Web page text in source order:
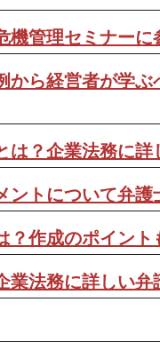
機管理セミナーに
から経営者が学
は？企業法務に詳
ントについて弁護
作成のポイン
業法務に詳しい弁